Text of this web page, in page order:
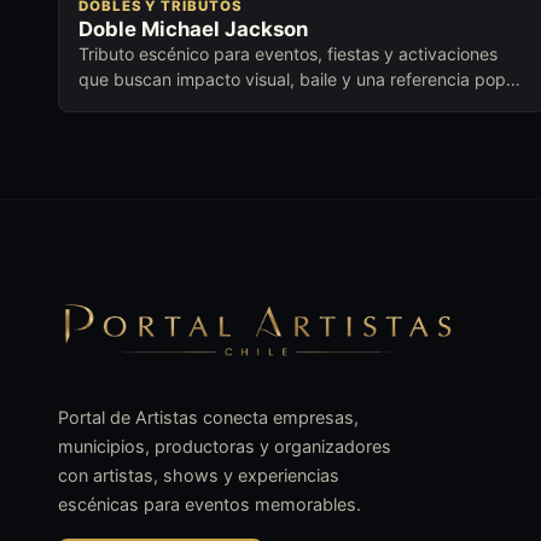
DOBLES Y TRIBUTOS
Doble Michael Jackson
Tributo escénico para eventos, fiestas y activaciones
que buscan impacto visual, baile y una referencia pop
Portal de Artistas conecta empresas,
municipios, productoras y organizadores
con artistas, shows y experiencias
escénicas para eventos memorables.